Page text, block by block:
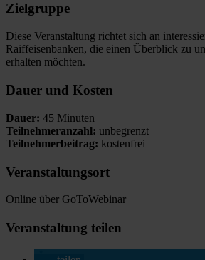
Zielgruppe
Diese Veranstaltung richtet sich an
Raiffeisenbanken, die einen Überblick zu
erhalten möchten.
Dauer und Kosten
Dauer: 45 Minuten
Teilnehmeranzahl: unbegrenzt
Teilnehmerbeitrag: kostenfrei
Veranstaltungsort
Online über GoToWebinar
Veranstaltung teilen